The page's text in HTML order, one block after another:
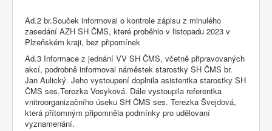
Ad.2 br.Souček informoval o kontrole zápisu z minulého
zasedání AZH SH ČMS, které proběhlo v listopadu 2023 v
Plzeňském kraji, bez připomínek
Ad.3 Informace z jednání VV SH ČMS, včetně připravovaných
akcí, podrobně informoval náměstek starostky SH ČMS br.
Jan Aulický. Jeho vystoupení doplnila asistentka starostky SH
ČMS ses.Terezka Vosyková. Dále vystoupila referentka
vnitroorganizačního úseku SH ČMS ses. Terezka Švejdová,
která přítomným připomněla podmínky pro udělovaní
vyznamenání.